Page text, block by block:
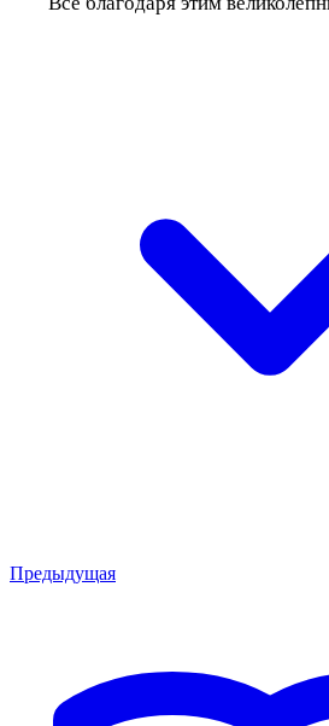
Предыдущая